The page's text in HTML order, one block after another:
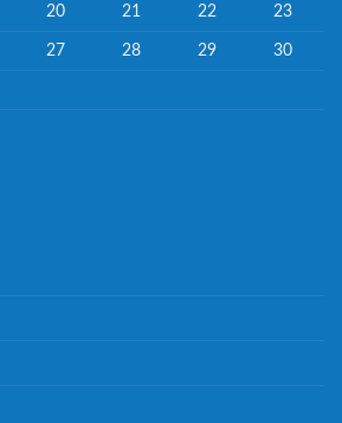
20 21 22 23
27 28 29 30